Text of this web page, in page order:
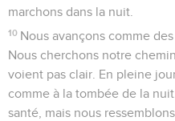
marchons dans la nuit.
10 Nous avançons comme
Nous cherchons notre
voient pas clair. En pleine
comme à la tombée de la
santé, mais nous